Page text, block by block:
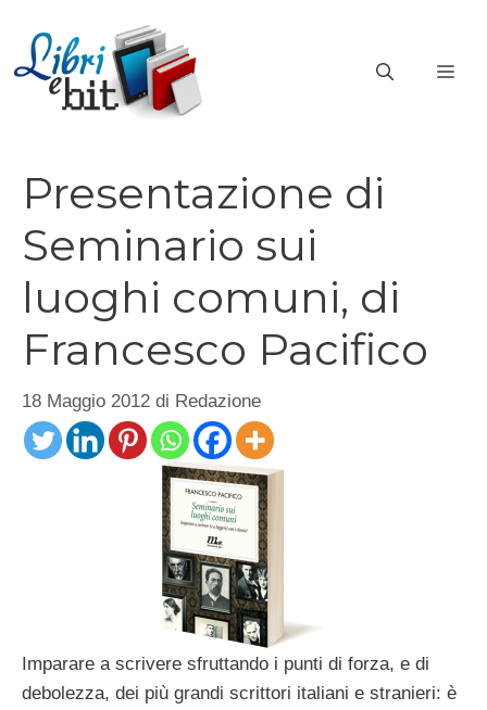
contenuto
Presentazione di
Seminario sui
luoghi comuni, di
Francesco Pacifico
18 Maggio 2012 di Redazione
Imparare a scrivere sfruttando i punti di forza, e di
debolezza, dei più grandi scrittori italiani e stranieri: è